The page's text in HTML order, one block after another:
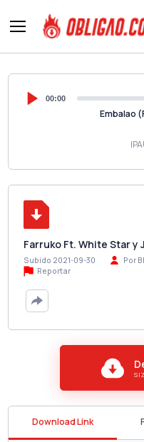
00:00
Embalao
Farruko Ft. White Star y
Subido 2021-09-30 Por
Reportar
Download Link